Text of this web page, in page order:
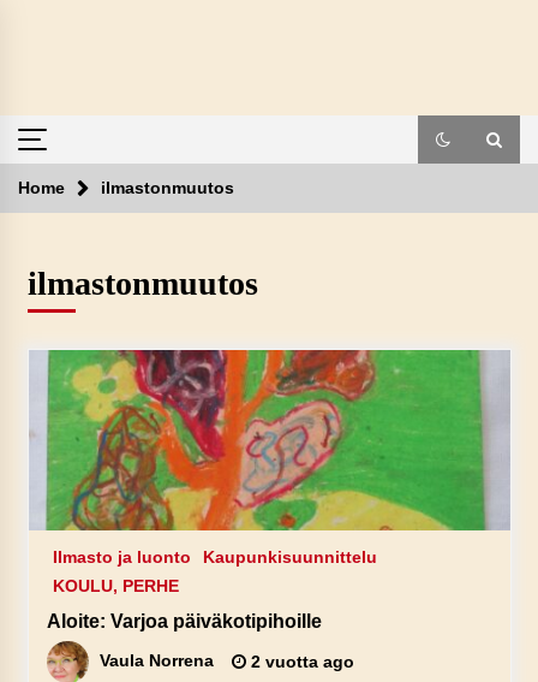
Home ilmastonmuutos
ilmastonmuutos
Ilmasto ja luonto
Kaupunkisuunnittelu
KOULU, PERHE
Aloite: Varjoa päiväkotipihoille
Vaula Norrena 2 vuotta ago